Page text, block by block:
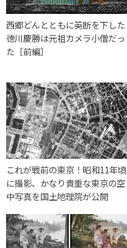
西郷どんとともに英断を下した
徳川慶勝は元祖カメラ小僧だっ
た［前編］
これが戦前の東京！昭和11年頃
に撮影、かなり貴重な東京の空
中写真を国土地理院が公開